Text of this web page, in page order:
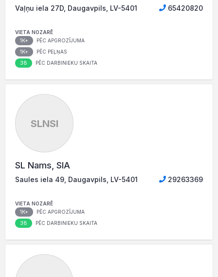
Vaļņu iela 27D, Daugavpils, LV-5401 65420820
VIETA NOZARĒ
1K+ PĒC APGROZĪJUMA
1K+ PĒC PEĻŅAS
38 PĒC DARBINIEKU SKAITA
SLNSI
SL Nams, SIA
Saules iela 49, Daugavpils, LV-5401 29263369
VIETA NOZARĒ
1K+ PĒC APGROZĪJUMA
38 PĒC DARBINIEKU SKAITA